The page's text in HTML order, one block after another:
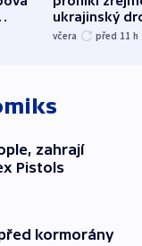
ukrajinský
explodoval
včera před 11 h
zahrají
Pistols
kormorány